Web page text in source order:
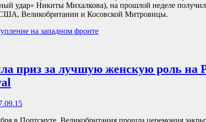
удар» Никиты Михалкова), на прошлой неделе
Великобритании и Косовской Митровицы.
на западном фронте
приз за лучшую женскую роль на
в Портсмуте, Великобритания прошла церемония